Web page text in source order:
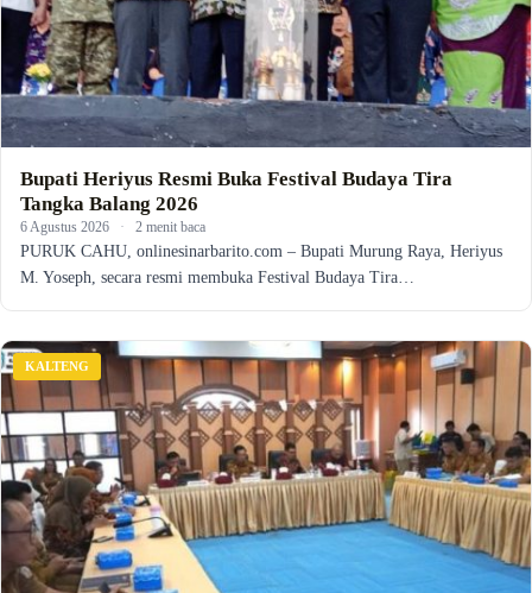
Bupati Heriyus Resmi Buka Festival Budaya Tira
Tangka Balang 2026
6 Agustus 2026 · 2 menit baca
PURUK CAHU, onlinesinarbarito.com – Bupati Murung Raya, Heriyus
M. Yoseph, secara resmi membuka Festival Budaya Tira…
KALTENG